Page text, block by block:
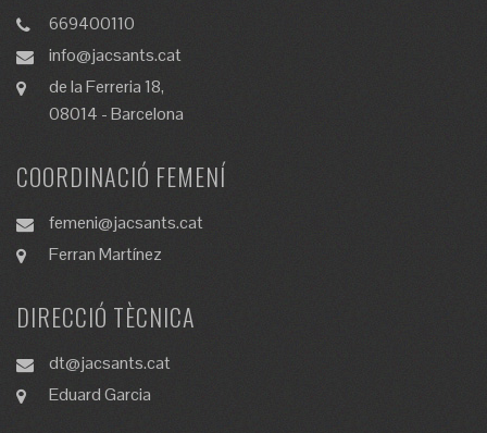
669400110
info@jacsants.cat
de la Ferreria 18,
08014 - Barcelona
COORDINACIÓ FEMENÍ
femeni@jacsants.cat
Ferran Martínez
DIRECCIÓ TÈCNICA
dt@jacsants.cat
Eduard Garcia